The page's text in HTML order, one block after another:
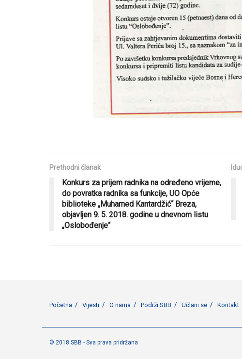
Prethodni članak
Konkurs za prijem radnika na određeno vrijeme,
do povratka radnika sa funkcije, UO Opće
biblioteke „Muhamed Kantardžić“ Breza,
objavljen 9. 5. 2018. godine u dnevnom listu
„Oslobođenje“
Početna Vijesti O nama Podrži SBB Učlani se Kontakt
© 2018 SBB - Sva prava pridržana